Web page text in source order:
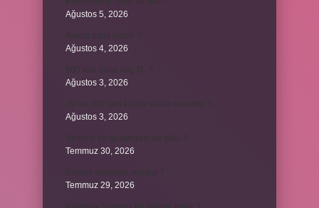
Ağustos 5, 2026
Ağustos 4, 2026
Ağustos 3, 2026
Ağustos 3, 2026
Temmuz 30, 2026
Temmuz 29, 2026